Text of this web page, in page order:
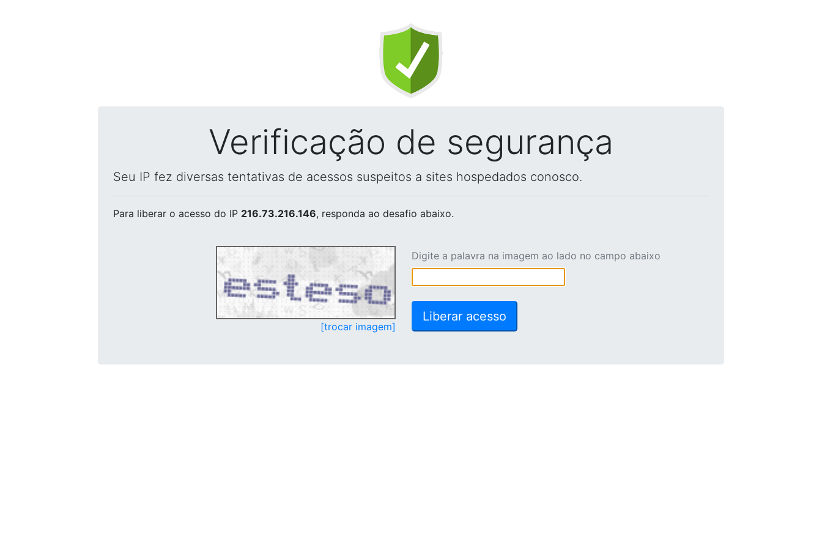
Verificação de segurança
Seu IP fez diversas tentativas de acessos suspeitos a sites hospedados conosco.
Para liberar o acesso do IP 216.73.216.146, responda ao desafio abaixo.
[trocar imagem]
Digite a palavra na imagem ao lado no campo abaixo